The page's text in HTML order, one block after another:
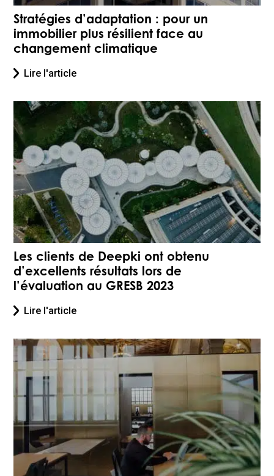
Stratégies d’adaptation : pour un
immobilier plus résilient face au
changement climatique
Lire l'article
Les clients de Deepki ont obtenu
d’excellents résultats lors de
l’évaluation au GRESB 2023
Lire l'article